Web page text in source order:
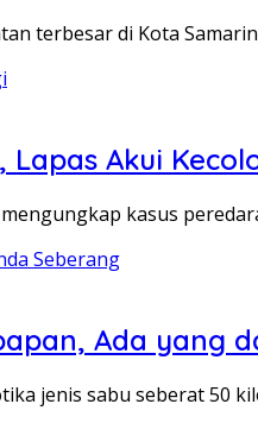
terbesar di Kota
Lapas Akui
kasus
Ada yang
jenis sabu seberat 50